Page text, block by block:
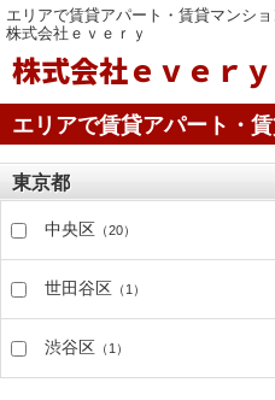
エリアで賃貸アパート・賃貸マンシ
株式会社ｅｖｅｒｙ
株式会社ｅｖｅｒｙ
エリアで賃貸アパート・
東京都
中央区 （20）
世田谷区 （1）
渋谷区 （1）